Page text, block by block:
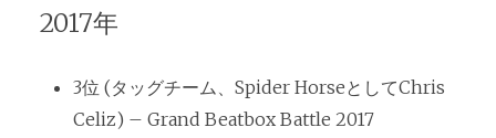
2017年
3位 (タッグチーム、Spider HorseとしてChris
Celiz) – Grand Beatbox Battle 2017